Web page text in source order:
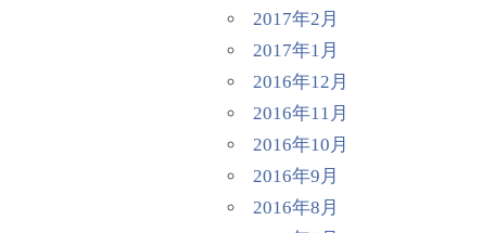
2017年2月
2017年1月
2016年12月
2016年11月
2016年10月
2016年9月
2016年8月